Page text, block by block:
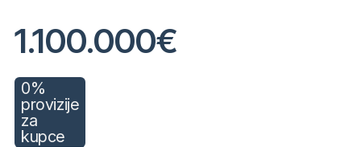
1.100.000€
0%
provizije
za
kupce